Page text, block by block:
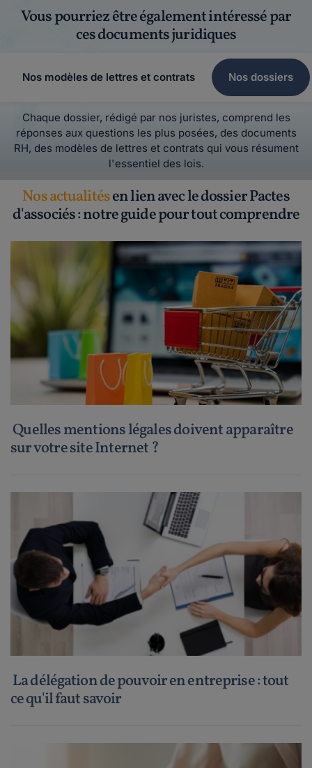
Vous pourriez être également intéressé par
ces documents juridiques
Nos modèles de lettres et contrats Nos dossiers
Chaque dossier, rédigé par nos juristes, comprend les
réponses aux questions les plus posées, des documents
RH, des modèles de lettres et contrats qui vous résument
l'essentiel des lois.
Nos actualitésen lien avec le dossier Pactes
d'associés : notre guide pour tout comprendre
Quelles mentions légales doivent apparaître
sur votre site Internet ?
La délégation de pouvoir en entreprise : tout
ce qu'il faut savoir